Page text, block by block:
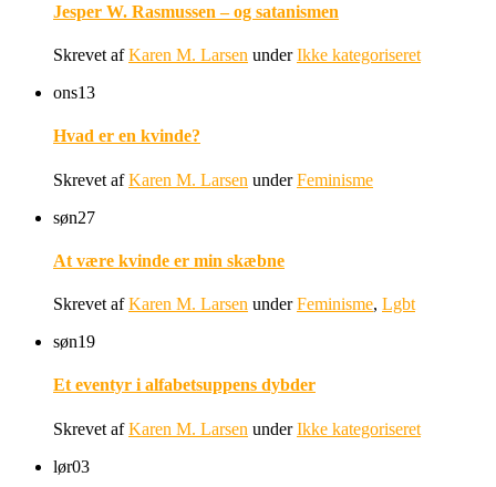
Jesper W. Rasmussen – og satanismen
Skrevet afKaren M. Larsen underIkke kategoriseret
ons13
Hvad er en kvinde?
Skrevet afKaren M. Larsen underFeminisme
søn27
At være kvinde er min skæbne
Skrevet afKaren M. Larsen underFeminisme, Lgbt
søn19
Et eventyr i alfabetsuppens dybder
Skrevet afKaren M. Larsen underIkke kategoriseret
lør03